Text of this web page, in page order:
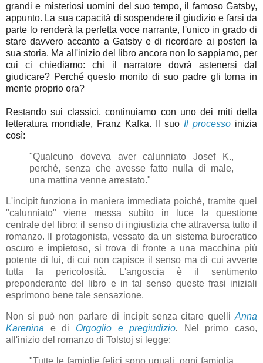
grandi e misteriosi uomini del suo tempo, il famoso Gatsby,
appunto. La sua capacità di sospendere il giudizio e farsi da
parte lo renderà la perfetta voce narrante, l'unico in grado di
stare davvero accanto a Gatsby e di ricordare ai posteri la
sua storia. Ma all'inizio del libro ancora non lo sappiamo, per
cui ci chiediamo: chi il narratore dovrà astenersi dal
giudicare? Perché questo monito di suo padre gli torna in
mente proprio ora?
Restando sui classici, continuiamo con uno dei miti della
letteratura mondiale, Franz Kafka. Il suo Il processo inizia
così:
"Qualcuno doveva aver calunniato Josef K.,
perché, senza che avesse fatto nulla di male,
una mattina venne arrestato."
L'incipit funziona in maniera immediata poiché, tramite quel
"calunniato" viene messa subito in luce la questione
centrale del libro: il senso di ingiustizia che attraversa tutto il
romanzo. Il protagonista, vessato da un sistema burocratico
oscuro e impietoso, si trova di fronte a una macchina più
potente di lui, di cui non capisce il senso ma di cui avverte
tutta la pericolosità. L'angoscia è il sentimento
preponderante del libro e in tal senso queste frasi iniziali
esprimono bene tale sensazione.
Non si può non parlare di incipit senza citare quelli Anna
Karenina e di Orgoglio e pregiudizio.
Nel primo caso,
all'inizio del romanzo di Tolstoj si legge:
"Tutte le famiglie felici sono uguali, ogni famiglia